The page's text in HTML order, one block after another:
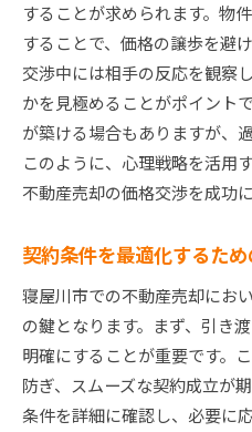
することが求められます。物
することで、価格の譲歩を避
交渉中には相手の反応を観察
かを見極めることがポイント
が築ける場合もありますが、
このように、心理戦略を活用
不動産売却の価格交渉を成功
契約条件を最適化するた
寝屋川市での不動産売却にお
の鍵となります。まず、引き
明確にすることが重要です。
防ぎ、スムーズな契約成立が
条件を詳細に確認し、必要に